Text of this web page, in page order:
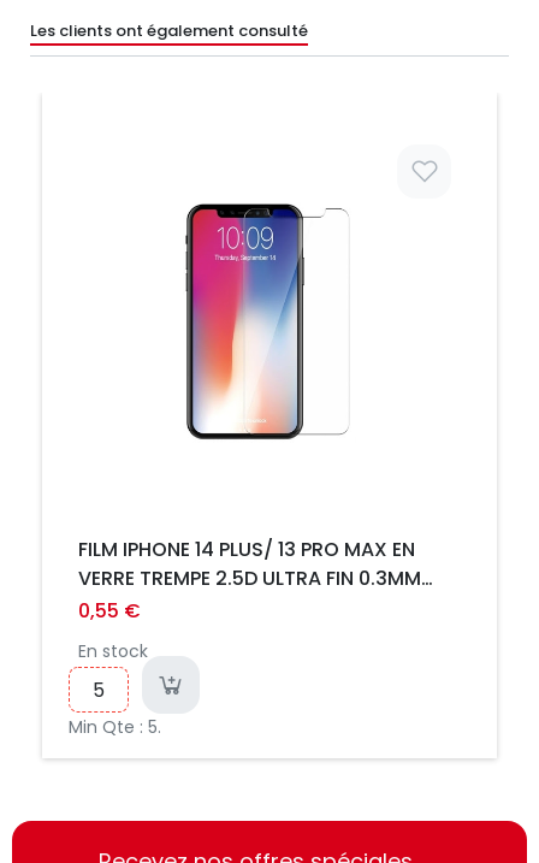
Les clients ont également consulté
FILM IPHONE 14 PLUS/ 13 PRO MAX EN
VERRE TREMPE 2.5D ULTRA FIN 0.3MM
INCASSABLE
0,55 €
En stock
Min Qte : 5.
https://france-
access.fr
https://france-